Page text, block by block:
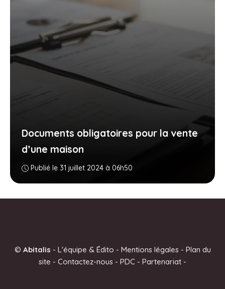
Documents obligatoires pour la vente
d’une maison
Publié le 31 juillet 2024 à 06h50
© Abitalis - L'équipe & Édito - Mentions légales- Plan du
site - Contactez-nous - PDC - Partenariat -